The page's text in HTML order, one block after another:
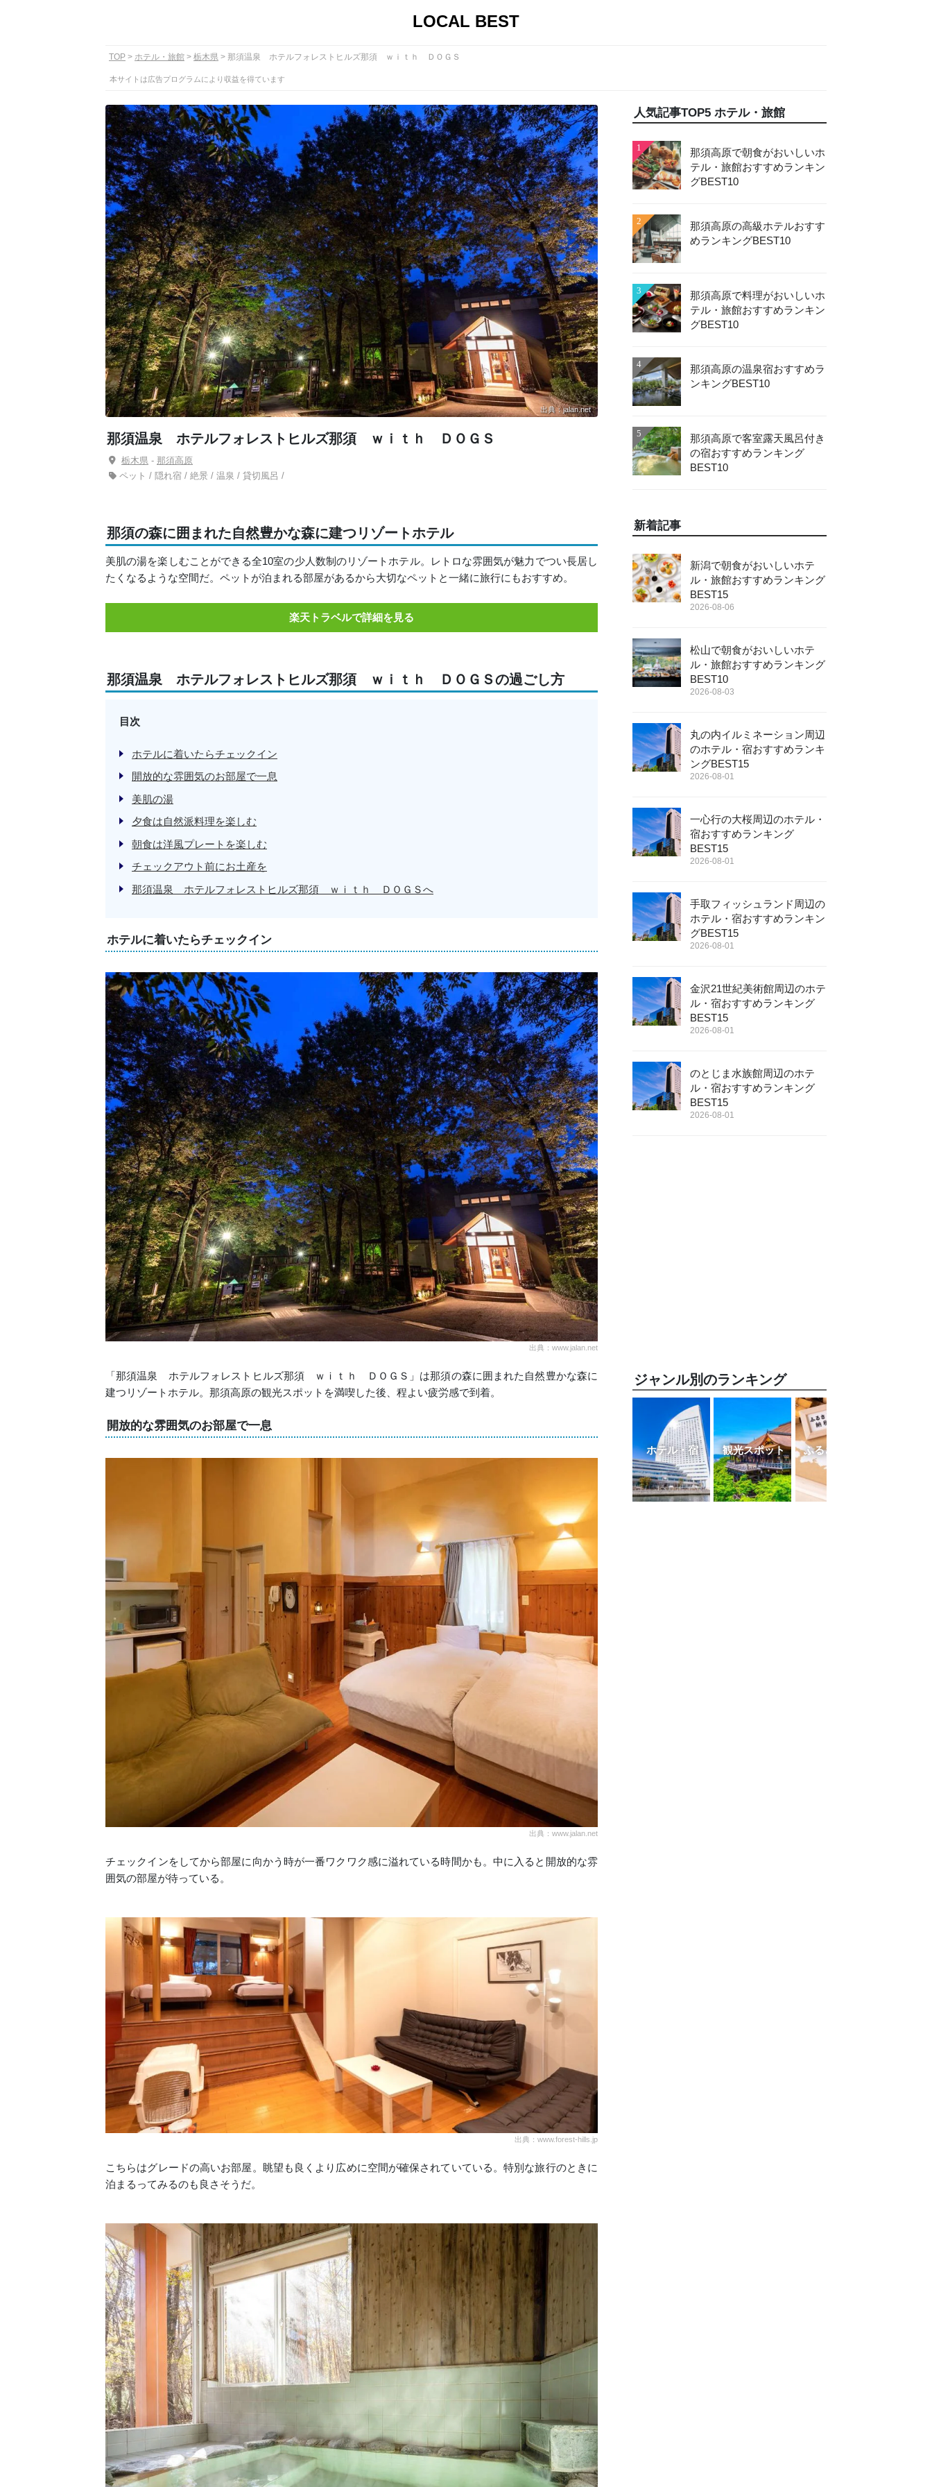
LOCAL BEST
TOP ホテル・旅館 栃木県 那須温泉 ホテルフォレストヒルズ那須 ｗｉｔｈ ＤＯＧＳ
本サイトは広告プログラムにより収益を得ています
出典：jalan.net
那須温泉 ホテルフォレストヒルズ那須 ｗｉｔｈ ＤＯＧＳ
栃木県 - 那須高原
ペット / 隠れ宿 / 絶景 / 温泉 / 貸切風呂 /
那須の森に囲まれた自然豊かな森に建つリゾートホテル
美肌の湯を楽しむことができる全10室の少人数制のリゾートホテル。レトロな雰囲気が魅力でつい長居し
たくなるような空間だ。ペットが泊まれる部屋があるから大切なペットと一緒に旅行にもおすすめ。
楽天トラベルで詳細を見る
那須温泉 ホテルフォレストヒルズ那須 ｗｉｔｈ ＤＯＧＳの過ごし方
目次
ホテルに着いたらチェックイン
開放的な雰囲気のお部屋で一息
美肌の湯
夕食は自然派料理を楽しむ
朝食は洋風プレートを楽しむ
チェックアウト前にお土産を
那須温泉 ホテルフォレストヒルズ那須 ｗｉｔｈ ＤＯＧＳへ
ホテルに着いたらチェックイン
出典：www.jalan.net
「那須温泉 ホテルフォレストヒルズ那須 ｗｉｔｈ ＤＯＧＳ」は那須の森に囲まれた自然豊かな森に
建つリゾートホテル。那須高原の観光スポットを満喫した後、程よい疲労感で到着。
開放的な雰囲気のお部屋で一息
出典：www.jalan.net
チェックインをしてから部屋に向かう時が一番ワクワク感に溢れている時間かも。中に入ると開放的な雰
囲気の部屋が待っている。
出典：www.forest-hills.jp
こちらはグレードの高いお部屋。眺望も良くより広めに空間が確保されていている。特別な旅行のときに
泊まるってみるのも良さそうだ。
人気記事TOP5 ホテル・旅館
1
那須高原で朝食がおいしいホ
テル・旅館おすすめランキン
グBEST10
2
那須高原の高級ホテルおすす
めランキングBEST10
3
那須高原で料理がおいしいホ
テル・旅館おすすめランキン
グBEST10
4
那須高原の温泉宿おすすめラ
ンキングBEST10
5
那須高原で客室露天風呂付き
の宿おすすめランキング
BEST10
新着記事
新潟で朝食がおいしいホテ
ル・旅館おすすめランキング
BEST15
2026-08-06
松山で朝食がおいしいホテ
ル・旅館おすすめランキング
BEST10
2026-08-03
丸の内イルミネーション周辺
のホテル・宿おすすめランキ
ングBEST15
2026-08-01
一心行の大桜周辺のホテル・
宿おすすめランキング
BEST15
2026-08-01
手取フィッシュランド周辺の
ホテル・宿おすすめランキン
グBEST15
2026-08-01
金沢21世紀美術館周辺のホテ
ル・宿おすすめランキング
BEST15
2026-08-01
のとじま水族館周辺のホテ
ル・宿おすすめランキング
BEST15
2026-08-01
ジャンル別のランキング
ホテル・宿 観光スポット ふるさと納税